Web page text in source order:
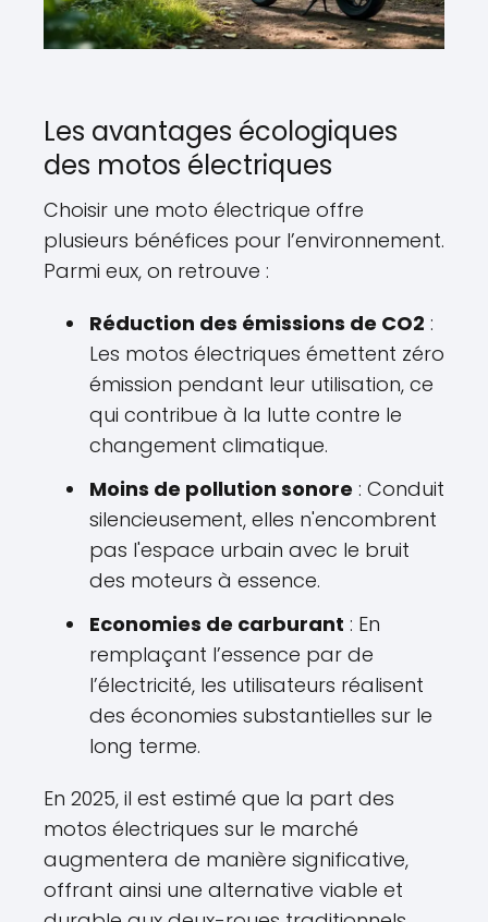
Les avantages écologiques
des motos électriques
Choisir une moto électrique offre
plusieurs bénéfices pour l’environnement.
Parmi eux, on retrouve :
Réduction des émissions de CO2 :
Les motos électriques émettent zéro
émission pendant leur utilisation, ce
qui contribue à la lutte contre le
changement climatique.
Moins de pollution sonore : Conduit
silencieusement, elles n'encombrent
pas l'espace urbain avec le bruit
des moteurs à essence.
Economies de carburant : En
remplaçant l’essence par de
l’électricité, les utilisateurs réalisent
des économies substantielles sur le
long terme.
En 2025, il est estimé que la part des
motos électriques sur le marché
augmentera de manière significative,
offrant ainsi une alternative viable et